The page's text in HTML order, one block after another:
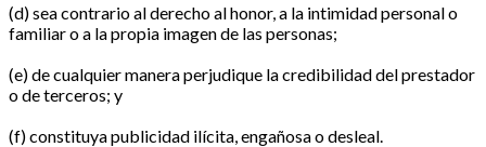
(d) sea contrario al derecho al honor, a la intimidad personal o
familiar o a la propia imagen de las personas;
(e) de cualquier manera perjudique la credibilidad del prestador
o de terceros; y
(f) constituya publicidad ilícita, engañosa o desleal.